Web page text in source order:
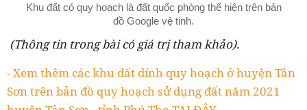
Khu đất có quy hoạch là đất quốc phòng thể hiện trên bản
đồ Google vệ tinh.
(Thông tin trong bài có giá trị tham khảo).
- Xem thêm các khu đất dính quy hoạch ở huyện Tân
Sơn trên bản đồ quy hoạch sử dụng đất năm 2021